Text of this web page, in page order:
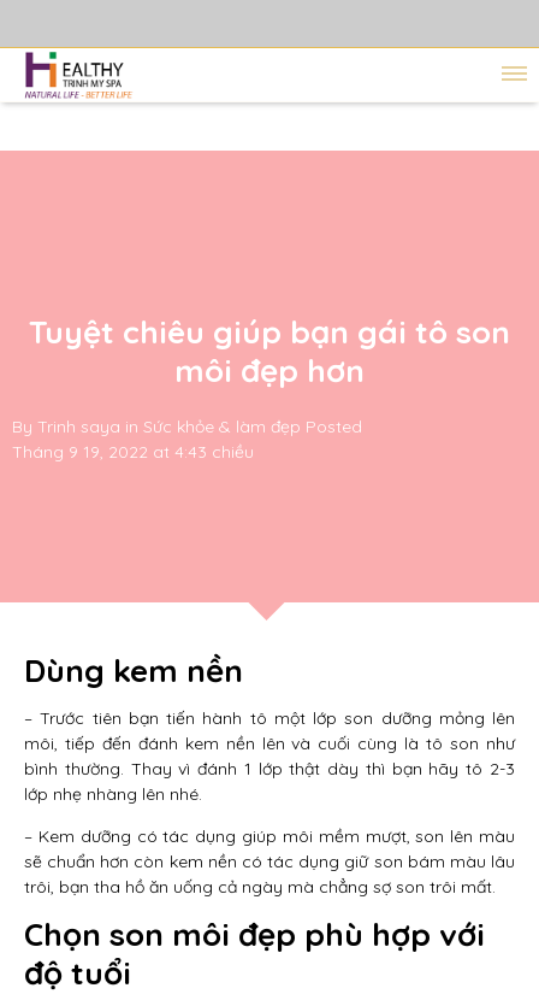
Tuyệt chiêu giúp bạn gái tô son
môi đẹp hơn
By Trinh saya in Sức khỏe & làm đẹp Posted
Tháng 9 19, 2022 at 4:43 chiều
Dùng kem nền
– Trước tiên bạn tiến hành tô một lớp son dưỡng mỏng lên
môi, tiếp đến đánh kem nền lên và cuối cùng là tô son như
bình thường. Thay vì đánh 1 lớp thật dày thì bạn hãy tô 2-3
lớp nhẹ nhàng lên nhé.
– Kem dưỡng có tác dụng giúp môi mềm mượt, son lên màu
sẽ chuẩn hơn còn kem nền có tác dụng giữ son bám màu lâu
trôi, bạn tha hồ ăn uống cả ngày mà chẳng sợ son trôi mất.
Chọn son môi đẹp phù hợp với
độ tuổi